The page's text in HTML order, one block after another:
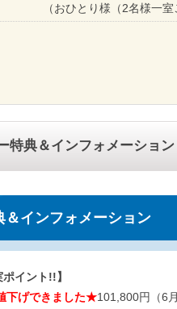
（おひとり様（2名様一
特典＆インフォメーション
＆インフォメーション
ポイント!!】
下げできました★101,800円（6